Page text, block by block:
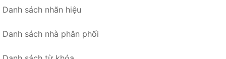
Danh sách nhãn hiệu
Danh sách nhà phân phối